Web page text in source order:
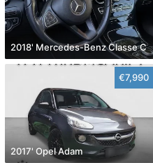
2018' Mercedes-Benz Classe C
€7,990
2017' Opel Adam